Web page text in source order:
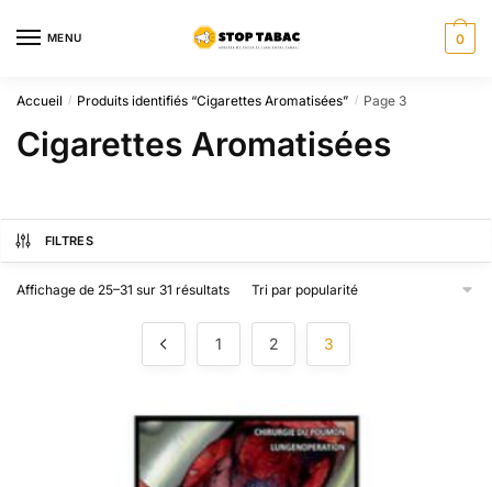
navigation
MENU 0
Accueil / Produits identifiés “Cigarettes Aromatisées” / Page 3
Cigarettes Aromatisées
FILTRES
Affichage de 25–31 sur 31 résultatsTrié
1 2 3